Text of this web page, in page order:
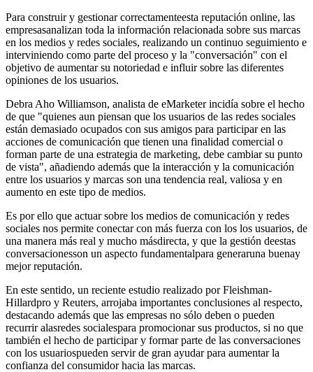
Para construir y gestionar correctamenteesta reputación online, las
empresasanalizan toda la información relacionada sobre sus marcas
en los medios y redes sociales, realizando un continuo seguimiento e
interviniendo como parte del proceso y la "conversación" con el
objetivo de aumentar su notoriedad e influir sobre las diferentes
opiniones de los usuarios.
Debra Aho Williamson, analista de eMarketer incidía sobre el hecho
de que "quienes aun piensan que los usuarios de las redes sociales
están demasiado ocupados con sus amigos para participar en las
acciones de comunicación que tienen una finalidad comercial o
forman parte de una estrategia de marketing, debe cambiar su punto
de vista", añadiendo además que la interacción y la comunicación
entre los usuarios y marcas son una tendencia real, valiosa y en
aumento en este tipo de medios.
Es por ello que actuar sobre los medios de comunicación y redes
sociales nos permite conectar con más fuerza con los los usuarios, de
una manera más real y mucho másdirecta, y que la gestión deestas
conversacionesson un aspecto fundamentalpara generaruna buenay
mejor reputación.
En este sentido, un reciente estudio realizado por Fleishman-
Hillardpro y Reuters, arrojaba importantes conclusiones al respecto,
destacando además que las empresas no sólo deben o pueden
recurrir alasredes socialespara promocionar sus productos, si no que
también el hecho de participar y formar parte de las conversaciones
con los usuariospueden servir de gran ayudar para aumentar la
confianza del consumidor hacia las marcas.